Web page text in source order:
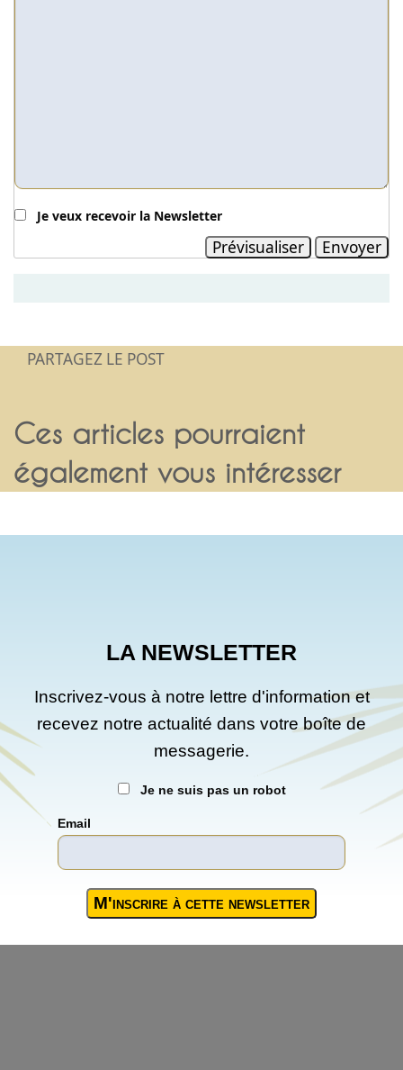
Je veux recevoir la Newsletter
PARTAGEZ LE POST
Ces articles pourraient
également vous intéresser
LA NEWSLETTER
Inscrivez-vous à notre lettre d'information et
recevez notre actualité dans votre boîte de
messagerie.
Je ne suis pas un robot
Email